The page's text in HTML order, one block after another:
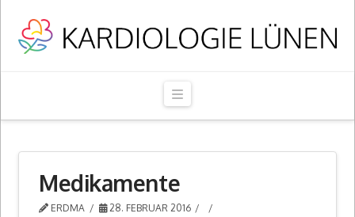
Navigation
Medikamente
ERDMA
28. FEBRUAR 2016